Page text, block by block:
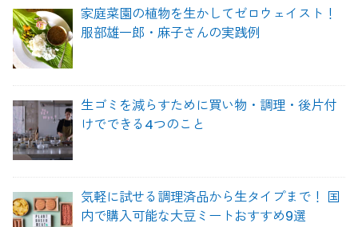
家庭菜園の植物を生かしてゼロウェイスト！
服部雄一郎・麻子さんの実践例
生ゴミを減らすために買い物・調理・後片付
けでできる4つのこと
気軽に試せる調理済品から生タイプまで！ 国
内で購入可能な大豆ミートおすすめ9選